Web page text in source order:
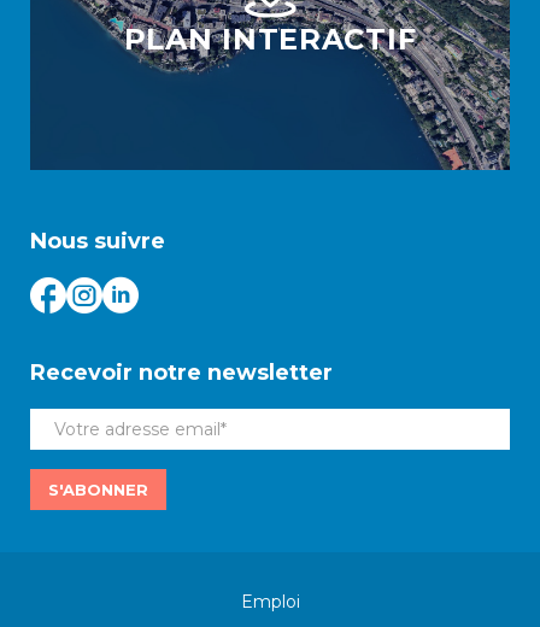
PLAN INTERACTIF
Nous suivre
Recevoir notre newsletter
S'ABONNER
Emploi